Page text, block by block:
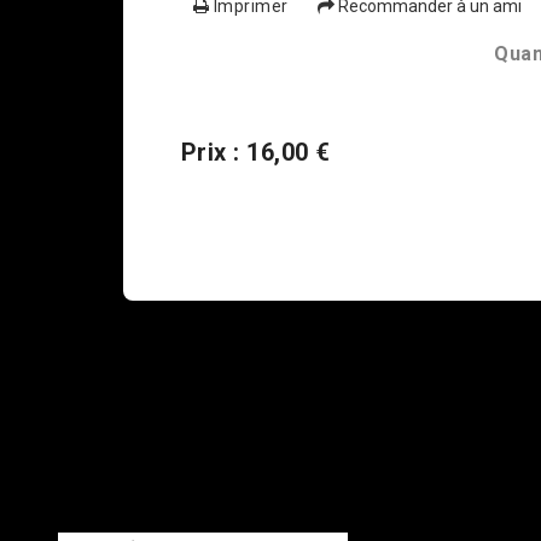
Imprimer Recommander à un ami
Prix : 16,00 €